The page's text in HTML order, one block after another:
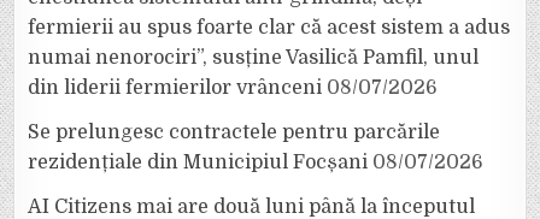
fermierii au spus foarte clar că acest sistem a adus
numai nenorociri”, susține Vasilică Pamfil, unul
din liderii fermierilor vrânceni 08/07/2026
Se prelungesc contractele pentru parcările
rezidențiale din Municipiul Focșani 08/07/2026
AI Citizens mai are două luni până la începutul